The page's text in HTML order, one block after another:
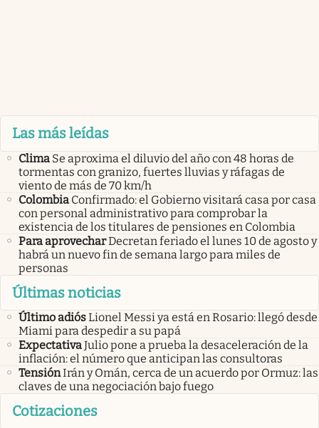
Las más leídas
Clima Se aproxima el diluvio del año con 48 horas de
tormentas con granizo, fuertes lluvias y ráfagas de
viento de más de 70 km/h
Colombia Confirmado: el Gobierno visitará casa por casa
con personal administrativo para comprobar la
existencia de los titulares de pensiones en Colombia
Para aprovecharDecretan feriado el lunes 10 de agosto y
habrá un nuevo fin de semana largo para miles de
personas
Últimas noticias
Último adiósLionel Messi ya está en Rosario: llegó desde
Miami para despedir a su papá
ExpectativaJulio pone a prueba la desaceleración de la
inflación: el número que anticipan las consultoras
TensiónIrán y Omán, cerca de un acuerdo por Ormuz: las
claves de una negociación bajo fuego
Cotizaciones